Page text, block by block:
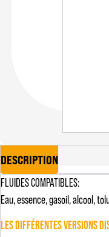
DESCRIPTION
FLUIDES COMPATIBLES:
Eau, essence, gasoil, alcool,
LES DIFFÉRENTES VERSIONS